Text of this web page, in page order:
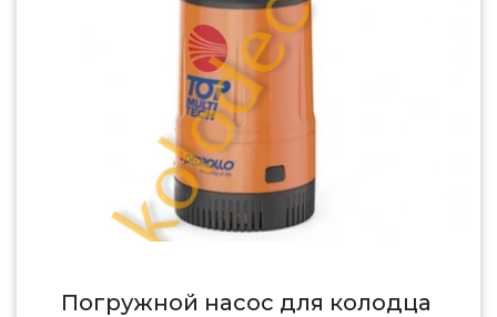
Погружной насос для колодца